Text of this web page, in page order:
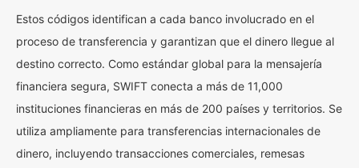
Estos códigos identifican a cada banco involucrado en el
proceso de transferencia y garantizan que el dinero llegue al
destino correcto. Como estándar global para la mensajería
financiera segura, SWIFT conecta a más de 11,000
instituciones financieras en más de 200 países y territorios. Se
utiliza ampliamente para transferencias internacionales de
dinero, incluyendo transacciones comerciales, remesas